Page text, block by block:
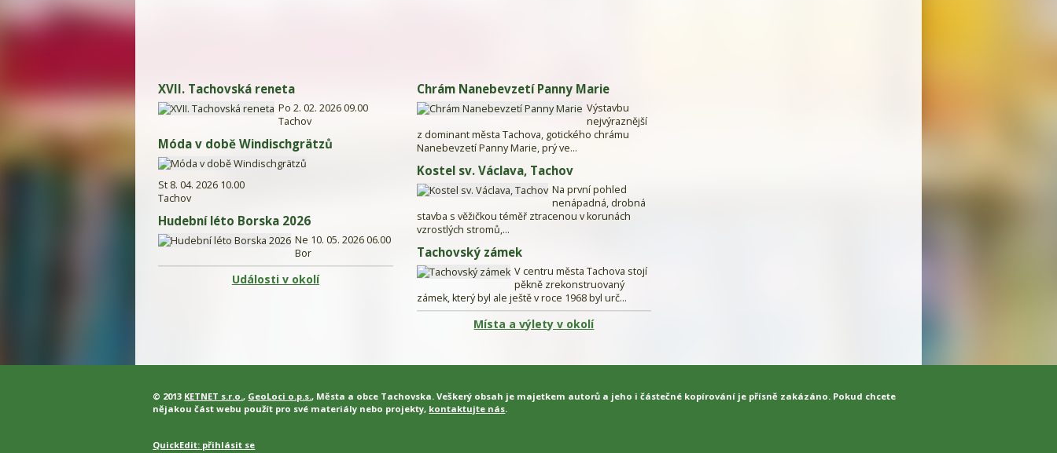
XVII. Tachovská reneta
Po 2. 02. 2026 09.00
Tachov
Móda v době Windischgrätzů
St 8. 04. 2026 10.00
Tachov
Hudební léto Borska 2026
Ne 10. 05. 2026 06.00
Bor
Události v okolí
Chrám Nanebevzetí Panny Marie
Výstavbu
nejvýraznější
z dominant města Tachova, gotického chrámu
Nanebevzetí Panny Marie, prý ve...
Kostel sv. Václava, Tachov
Na první pohled
nenápadná, drobná
stavba s věžičkou téměř ztracenou v korunách
vzrostlých stromů,...
Tachovský zámek
V centru města Tachova stojí
pěkně zrekonstruovaný
zámek, který byl ale ještě v roce 1968 byl urč...
Místa a výlety v okolí
© 2013 KETNET s.r.o., GeoLoci o.p.s., Města a obce Tachovska. Veškerý obsah je majetkem autorů a jeho i částečné kopírování je přísně zakázáno. Pokud chcete
nějakou část webu použít pro své materiály nebo projekty, kontaktujte nás.
QuickEdit: přihlásit se